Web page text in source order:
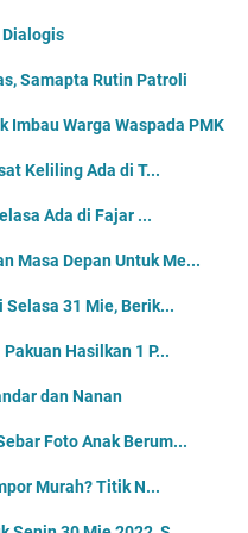
Samapta Rutin Patroli
Imbau Warga Waspada PMK
Keliling Ada di T...
Ada di Fajar ...
Masa Depan Untuk Me...
Selasa 31 Mie, Berik...
Hasilkan 1 P...
dan Nanan
Foto Anak Berum...
Murah? Titik N...